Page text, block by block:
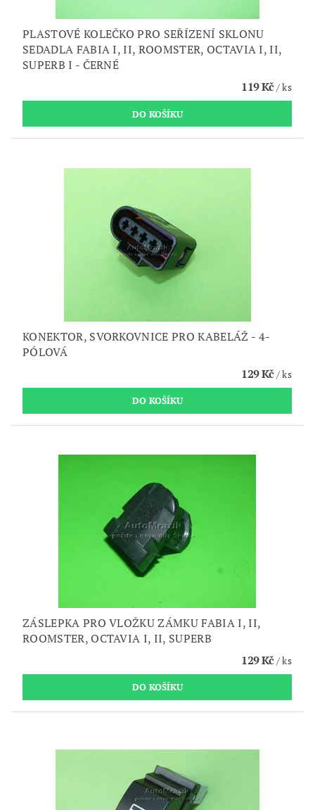
PLASTOVÉ KOLEČKO PRO SEŘÍZENÍ SKLONU
SEDADLA FABIA I, II, ROOMSTER, OCTAVIA I, II,
SUPERB I - ČERNÉ
119 Kč/ ks
KONEKTOR, SVORKOVNICE PRO KABELÁŽ - 4-
PÓLOVÁ
129 Kč/ ks
ZÁSLEPKA PRO VLOŽKU ZÁMKU FABIA I, II,
ROOMSTER, OCTAVIA I, II, SUPERB
129 Kč/ ks